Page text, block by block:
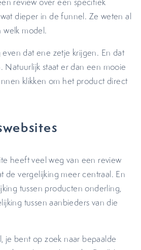
dieper in de funnel. Ze weten al
welk model.
dat ene zetje krijgen. En dat
Natuurlijk staat er dan een mooie
klikken om het product direct
heeft veel weg van een review
de vergelijking meer centraal. En
tussen producten onderling,
tussen aanbieders van die
je bent op zoek naar bepaalde